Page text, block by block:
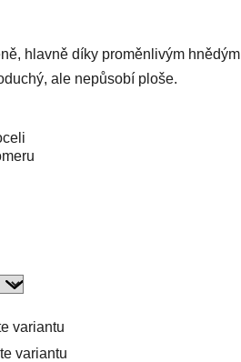
hlavně díky proměnlivým hnědým
ale nepůsobí ploše.
variantu
variantu